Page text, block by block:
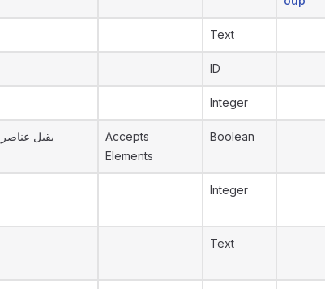
Text
ID
Integer
يقبل عناصر
Accepts
Elements
Boolean
Integer
Text